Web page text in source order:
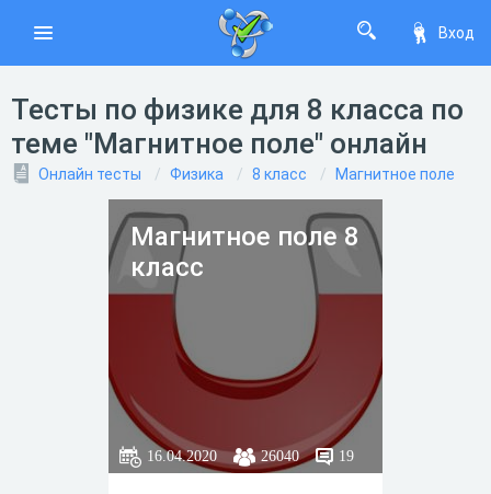
Вход
Тесты по физике для 8 класса по
теме "Магнитное поле" онлайн
Онлайн тесты Физика 8 класс Магнитное поле
Магнитное поле 8
класс
16.04.2020 26040 19